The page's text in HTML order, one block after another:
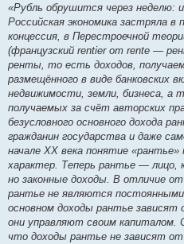
е
н
и
е
«Рубль обрушится через неделю:
Российская экономика застряла в
концессия, в Перестроечной
(французский rentier от rente —
ренты, то есть доходов,
размещённого в виде банковских
недвижимости, земли, бизнеса, а
получаемых за счёт авторских
безусловного основного дохода
гражданин государства и даже
начале XX века понятие
характер. Теперь рантье — лицо,
но законные доходы. В отличие
рантье не являются
основном доходы рантье
они управляют своим
что доходы рантье не зависят